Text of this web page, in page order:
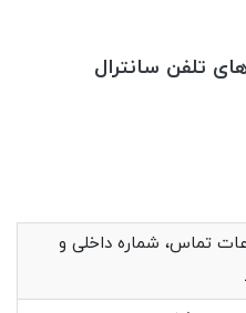
تلفن سانترال
تماس، شماره داخلی و